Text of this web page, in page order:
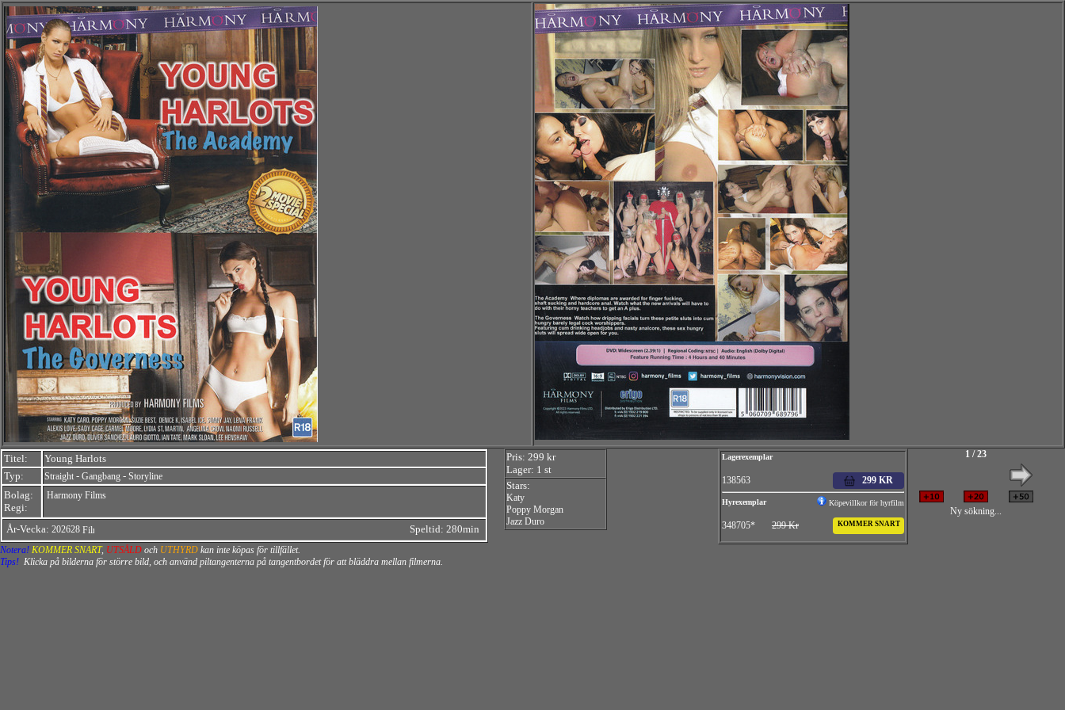
Titel:
Young Harlots
Typ:
Straight - Gangbang - Storyline
Bolag:
Regi:
Harmony Films
År-Vecka: 202628 Speltid: 280min
Pris: 299 kr
Lager: 1 st
Stars:
Katy
Poppy Morgan
Jazz Duro
Lagerexemplar
138563 299 KR
Hyrexemplar Köpevillkor för hyrfilm
348705* 299 Kr KOMMER SNART
1 / 23
Ny sökning...
Notera! KOMMER SNART, UTSÅLD och UTHYRD kan inte köpas för tillfället.
Tips! Klicka på bilderna för större bild, och använd piltangenterna på tangentbordet för att bläddra mellan filmerna.